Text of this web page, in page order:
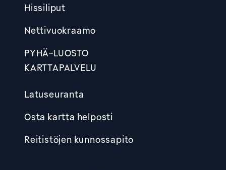
Hissiliput
Nettivuokraamo
PYHÄ-LUOSTO
KARTTAPALVELU
Latuseuranta
Osta kartta helposti
Reitistöjen kunnossapito